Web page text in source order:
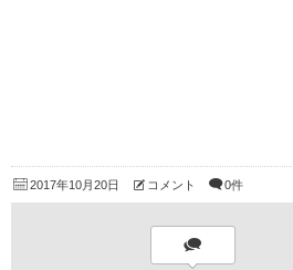
2017年10月20日 コメント 0件